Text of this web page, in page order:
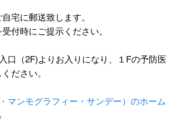
宅に郵送致します。
付時にご提示ください。
口（2F)よりお入りになり、１Fの予防医
ださい。
マンモグラフィー・サンデー）のホーム